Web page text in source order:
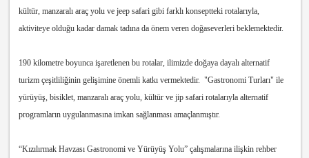
kültür, manzaralı araç yolu ve jeep safari gibi farklı konseptteki rotalarıyla,
aktiviteye olduğu kadar damak tadına da önem veren doğaseverleri beklemektedir.
190 kilometre boyunca işaretlenen bu rotalar, ilimizde doğaya dayalı alternatif
turizm çeşitliliğinin gelişimine önemli katkı vermektedir. "Gastronomi Turları" ile
yürüyüş, bisiklet, manzaralı araç yolu, kültür ve jip safari rotalarıyla alternatif
programların uygulanmasına imkan sağlanması amaçlanmıştır.
“Kızılırmak Havzası Gastronomi ve Yürüyüş Yolu” çalışmalarına ilişkin rehber